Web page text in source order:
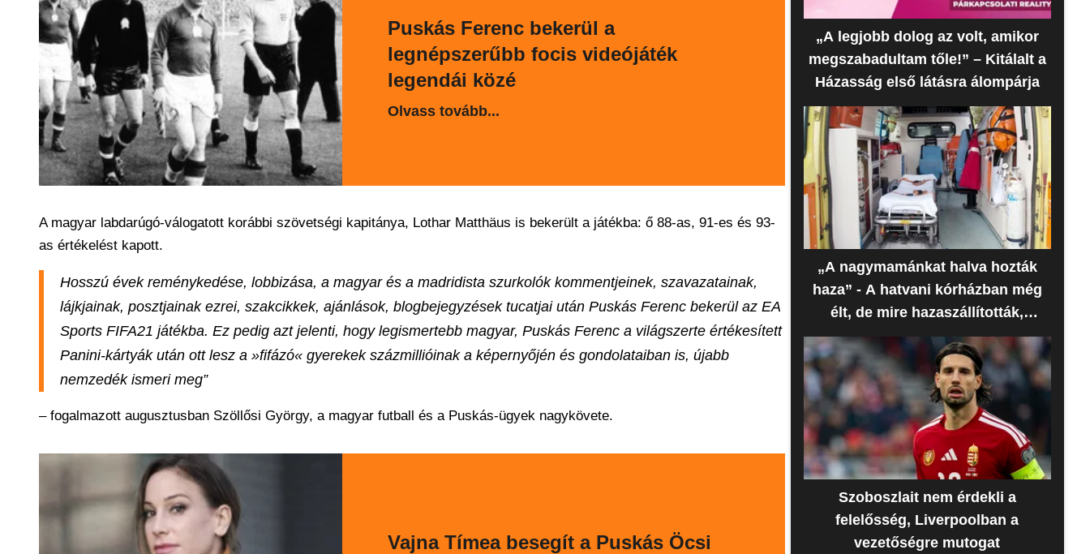
Puskás Ferenc bekerül a
legnépszerűbb focis videójáték
legendái közé
Olvass tovább...
A magyar labdarúgó-válogatott korábbi szövetségi kapitánya, Lothar Matthäus is bekerült a játékba: ő 88-as, 91-es és 93-
as értékelést kapott.
Hosszú évek reménykedése, lobbizása, a magyar és a madridista szurkolók kommentjeinek, szavazatainak,
lájkjainak, posztjainak ezrei, szakcikkek, ajánlások, blogbejegyzések tucatjai után Puskás Ferenc bekerül az EA
Sports FIFA21 játékba. Ez pedig azt jelenti, hogy legismertebb magyar, Puskás Ferenc a világszerte értékesített
Panini-kártyák után ott lesz a »fifázó« gyerekek százmillióinak a képernyőjén és gondolataiban is, újabb
nemzedék ismeri meg”
– fogalmazott augusztusban Szöllősi György, a magyar futball és a Puskás-ügyek nagykövete.
Vajna Tímea besegít a Puskás Öcsi
„A legjobb dolog az volt, amikor
megszabadultam tőle!” – Kitálalt a
Házasság első látásra álompárja
„A nagymamánkat halva hozták
haza” - A hatvani kórházban még
élt, de mire hazaszállították,
meghalt az idős nő
Szoboszlait nem érdekli a
felelősség, Liverpoolban a
vezetőségre mutogat